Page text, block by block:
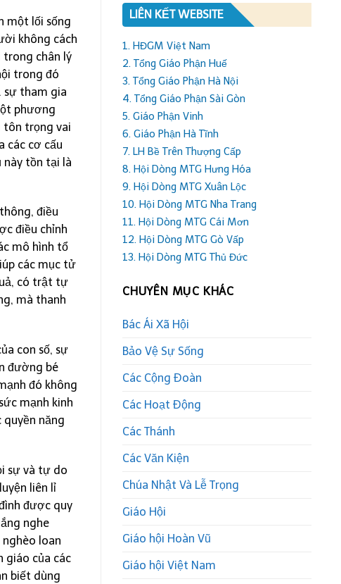
một lối sống
không cách
trong chân lý
trong đó
sự tham gia
phương
tôn trọng vai
các cơ cấu
này tồn tại là
điều
điều chỉnh
mô hình tổ
các mục tử
có trật tự
mà thanh
con số, sự
đường bé
đó không
mạnh kinh
quyền năng
sự và tự do
liên lỉ
được quy
nghe
loan
giáo của các
biết dùng
LIÊN KẾT WEBSITE
1. HĐGM Việt Nam
2. Tổng Giáo Phận Huế
3. Tổng Giáo Phận Hà Nội
4. Tổng Giáo Phận Sài Gòn
5. Giáo Phận Vinh
6. Giáo Phận Hà Tĩnh
7. LH Bề Trên Thượng Cấp
8. Hội Dòng MTG Hưng Hóa
9. Hội Dòng MTG Xuân Lộc
10. Hội Dòng MTG Nha Trang
11. Hội Dòng MTG Cái Mơn
12. Hội Dòng MTG Gò Vấp
13. Hội Dòng MTG Thủ Đức
CHUYÊN MỤC KHÁC
Bác Ái Xã Hội
Bảo Vệ Sự Sống
Các Cộng Đoàn
Các Hoạt Động
Các Thánh
Các Văn Kiện
Chúa Nhật Và Lễ Trọng
Giáo Hội
Giáo hội Hoàn Vũ
Giáo hội Việt Nam